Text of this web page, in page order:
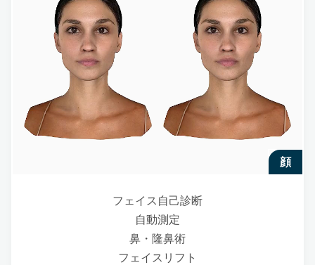
顔
フェイス自己診断
自動測定
鼻・隆鼻術
フェイスリフト